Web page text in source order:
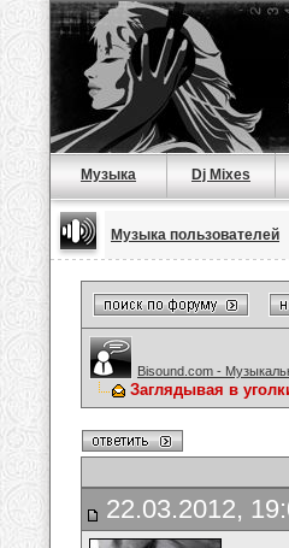
Музыка Dj Mixes
Музыка пользователей
Bisound.com -
Заглядывая в
22.03.2012,